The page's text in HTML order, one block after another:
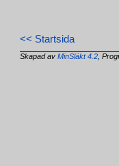
<< Startsida
Skapad avMinSläkt 4.2 ,